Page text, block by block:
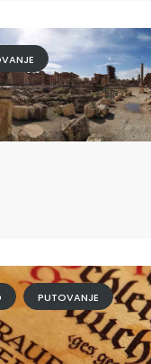
PUTOVANJE